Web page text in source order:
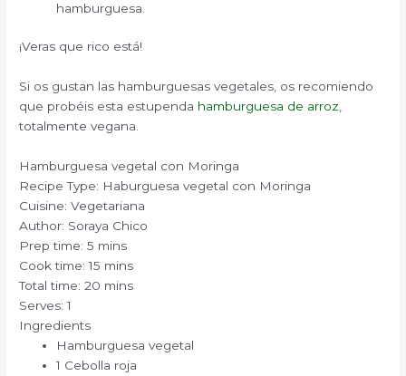
hamburguesa.
¡Veras que rico está!
Si os gustan las hamburguesas vegetales, os recomiendo
que probéis esta estupenda hamburguesa de arroz
totalmente vegana.
Hamburguesa vegetal con Moringa
Recipe Type: Haburguesa vegetal con Moringa
Cuisine:Vegetariana
Author: Soraya Chico
Prep time:5 mins
Cook time:15 mins
Total time:20 mins
Serves:1
Ingredients
Hamburguesa vegetal
1 Cebolla roja